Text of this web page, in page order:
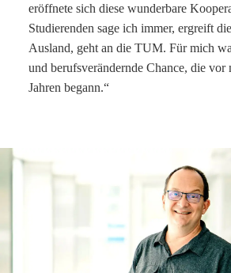
eröffnete sich diese wunderbare
Studierenden sage ich immer, ergreift
Ausland, geht an die TUM. Für mich
und berufsverändernde Chance, die vor
Jahren begann.“